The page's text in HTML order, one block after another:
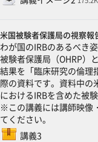
米国被験者保護局の視察報
わが国のIRBのあるべき
被験者保護局（OHRP）
結果を「臨床研究の倫理
際の資料です。資料中の
におけるIRBを含めた被
※この講義には講師映像
てください。
講義3
SCORMパッケージ